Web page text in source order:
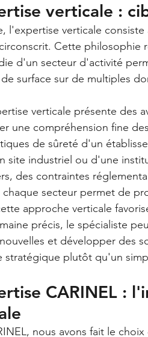
verticale :
l'expertise verticale
Cette philosophie
d'un secteur d'activité
surface sur de multiples
verticale présente des
une compréhension fine
de sûreté d'un
site industriel ou d'une
des contraintes
chaque secteur permet de
approche verticale
précis, le spécialiste
et développer des
stratégique plutôt qu'un
CARINEL :
nous avons fait le